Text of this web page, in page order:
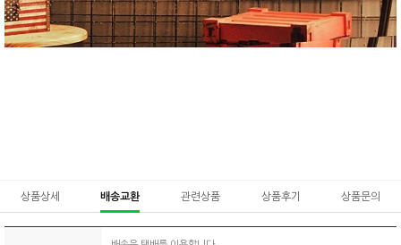
상품상세 배송교환 관련상품 상품후기 상품문의